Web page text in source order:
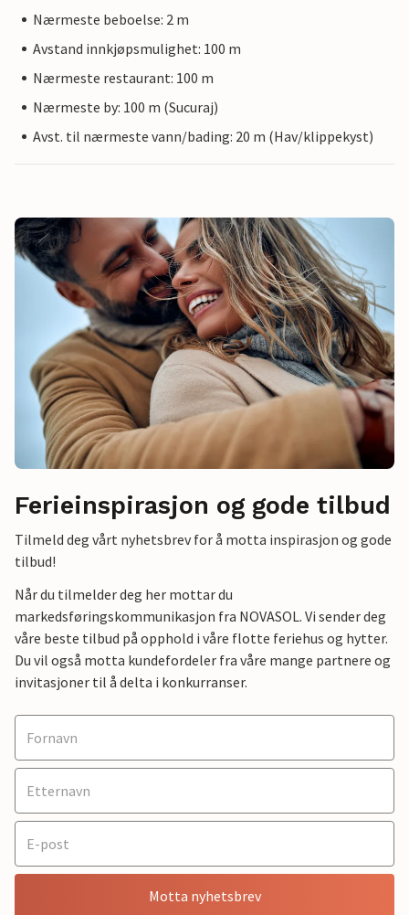
Nærmeste beboelse: 2 m
Avstand innkjøpsmulighet: 100 m
Nærmeste restaurant: 100 m
Nærmeste by: 100 m (Sucuraj)
Avst. til nærmeste vann/bading: 20 m (Hav/klippekyst)
Ferieinspirasjon og gode tilbud
Tilmeld deg vårt nyhetsbrev for å motta inspirasjon og gode
tilbud!
Når du tilmelder deg her mottar du
markedsføringskommunikasjon fra NOVASOL. Vi sender deg
våre beste tilbud på opphold i våre flotte feriehus og hytter.
Du vil også motta kundefordeler fra våre mange partnere og
invitasjoner til å delta i konkurranser.
Motta nyhetsbrev